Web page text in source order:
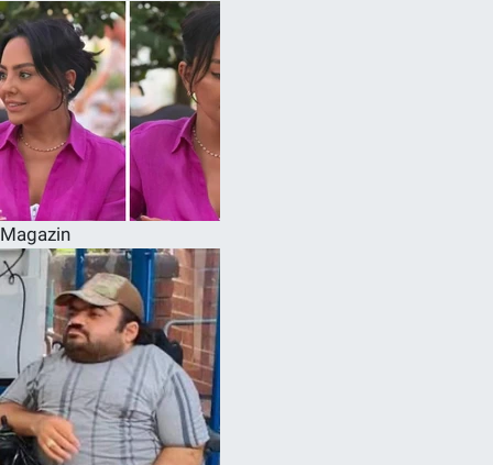
Magazin